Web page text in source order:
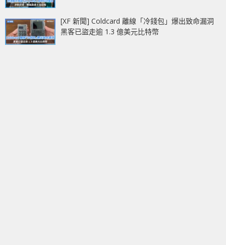
[XF 新聞] Coldcard 離線「冷錢包」爆出致命漏洞
黑客已盜走逾 1.3 億美元比特幣